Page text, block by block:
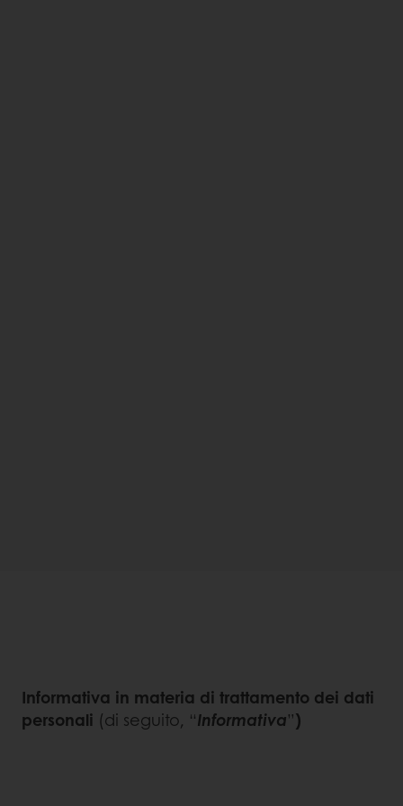
Informativa in materia di trattamento dei dati
personali (di seguito, “Informativa”)